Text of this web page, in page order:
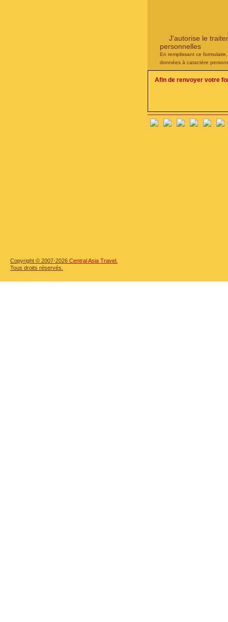
J'autorise le
personnelles
En remplissant ce
données à caractère
Afin de renvoyer votre
Copyright © 2007-2026 Central Asia Travel.
Tous droits réservés.